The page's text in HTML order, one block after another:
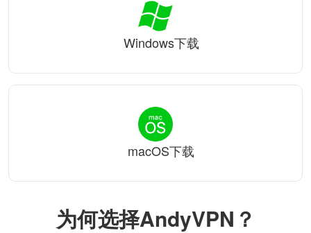
为何选择AndyVPN？
Windows下载
macOS下载